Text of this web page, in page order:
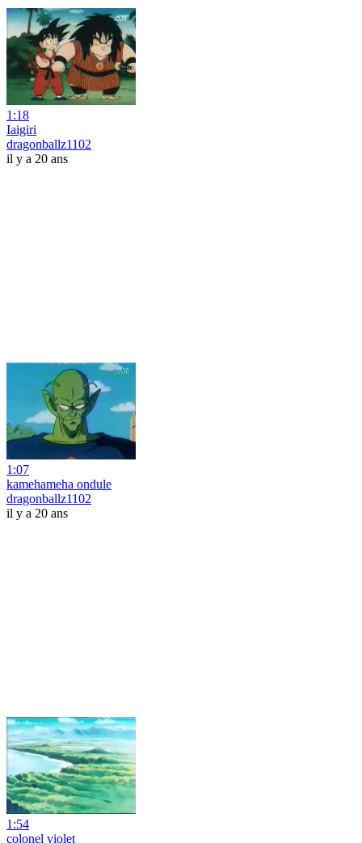
1:18
Iaigiri
dragonballz1102
il y a 20 ans
1:07
kamehameha ondule
dragonballz1102
il y a 20 ans
1:54
colonel violet